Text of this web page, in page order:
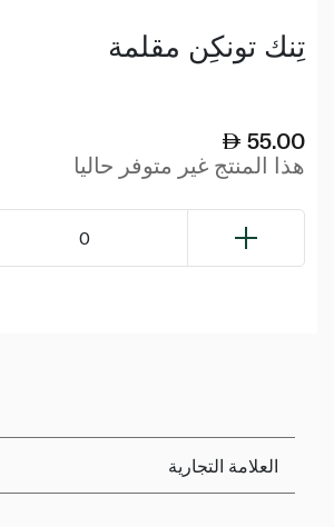
تِنك تونكِن مقلمة
55.00
هذا المنتج غير متوفر حاليا
0
العلامة التجارية